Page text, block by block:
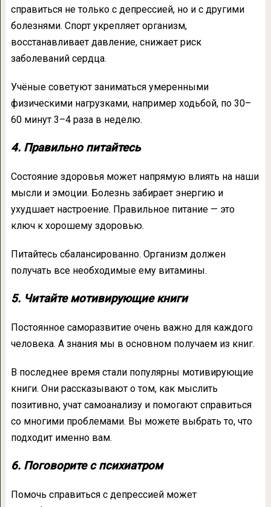
справиться не только с депрессией, но и с другими
болезнями. Спорт укрепляет организм,
восстанавливает давление, снижает риск
заболеваний сердца.
Учёные советуют заниматься умеренными
физическими нагрузками, например ходьбой, по 30–
60 минут 3–4 раза в неделю.
4. Правильно питайтесь
Состояние здоровья может напрямую влиять на наши
мысли и эмоции. Болезнь забирает энергию и
ухудшает настроение. Правильное питание — это
ключ к хорошему здоровью.
Питайтесь сбалансированно. Организм должен
получать все необходимые ему витамины.
5. Читайте мотивирующие книги
Постоянное саморазвитие очень важно для каждого
человека. А знания мы в основном получаем из книг.
В последнее время стали популярны мотивирующие
книги. Они рассказывают о том, как мыслить
позитивно, учат самоанализу и помогают справиться
со многими проблемами. Вы можете выбрать то, что
подходит именно вам.
6. Поговорите с психиатром
Помочь справиться с депрессией может